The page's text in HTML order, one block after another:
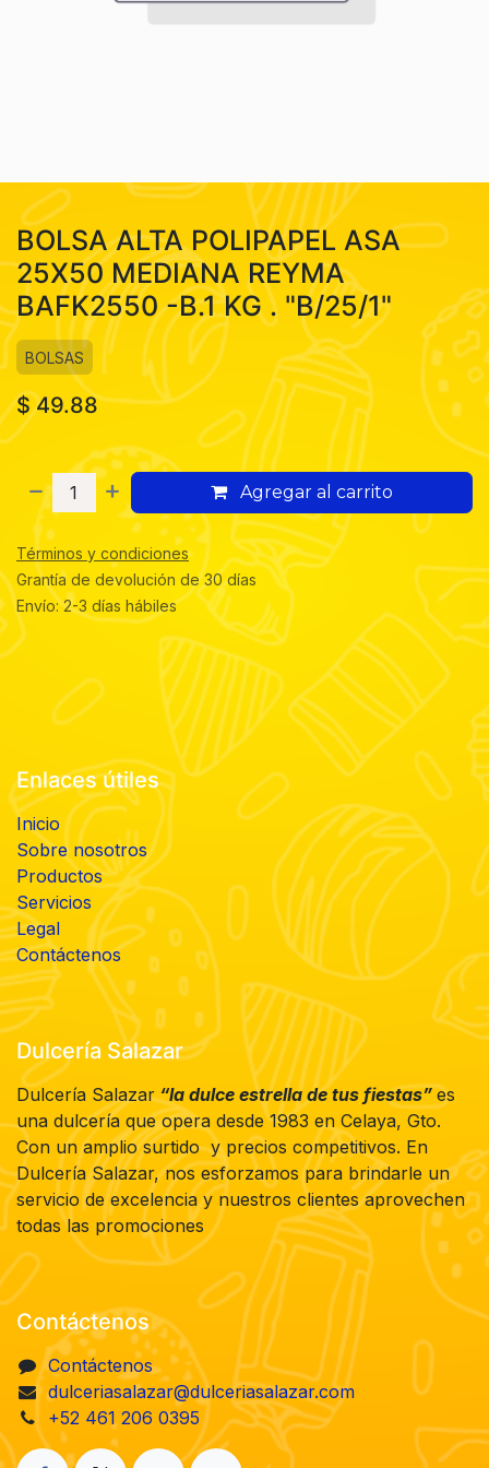
BOLSA ALTA POLIPAPEL ASA
25X50 MEDIANA REYMA
BAFK2550 -B.1 KG . "B/25/1"
BOLSAS
$49.88
Agregar al carrito
Términos y condiciones
Grantía de devolución de 30 días
Envío: 2-3 días hábiles
Enlaces útiles
Inicio
Sobre nosotros
Productos
Servicios
Legal
Contáctenos
Dulcería Salazar
Dulcería Salazar“la dulce estrella de tus fiestas”es
una dulcería que opera desde 1983 en Celaya, Gto.
Con un amplio surtido y precios competitivos. En
Dulcería Salazar, nos esforzamos para brindarle un
servicio de excelencia y nuestros clientes aprovechen
todas las promociones
Contáctenos
Contáctenos
dulceriasalazar@dulceriasalazar.com
+52 461 206 0395